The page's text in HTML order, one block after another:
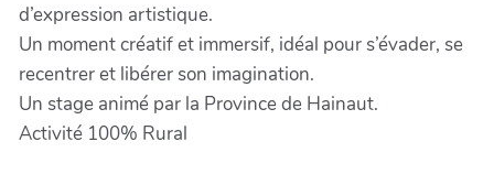
d’expression artistique.
Un moment créatif et immersif, idéal pour s’évader, se
recentrer et libérer son imagination.
Un stage animé par la Province de Hainaut.
Activité 100% Rural